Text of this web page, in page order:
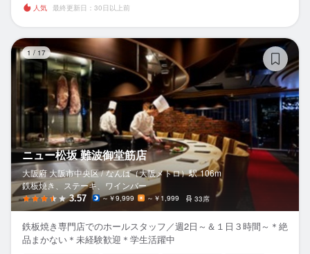
人気 最終更新日：30日以上前
1 / 17
ニュー松坂 難波御堂筋店
大阪府 大阪市中央区 / なんば（大阪メトロ）駅 106m
鉄板焼き、ステーキ、ワインバー
3.57 ～￥9,999 ～￥1,999 33席
鉄板焼き専門店でのホールスタッフ／週2日～＆１日３時間～＊絶
品まかない＊未経験歓迎＊学生活躍中